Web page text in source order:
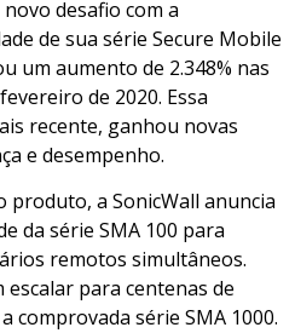
desafio com a
de sua série Secure Mobile
um aumento de 2.348% nas
de 2020. Essa
recente, ganhou novas
e desempenho.
produto, a SonicWall anuncia
da série SMA 100 para
remotos simultâneos.
escalar para centenas de
comprovada série SMA 1000.